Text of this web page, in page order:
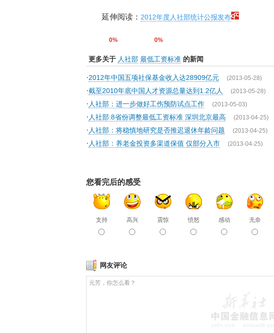
延伸阅读： 2012年度人社部统计公报发布
0% 0%
更多关于 人社部 最低工资标准 的新闻
·2012年中国五项社保基金收入达28909亿元 (2013-05-28)
·截至2010年底中国人才资源总量达到1.2亿人 (2013-05-28)
· 人社部：进一步做好工伤预防试点工作 (2013-05-03)
· 人社部:8省份调整最低工资标准 深圳北京最高 (2013-04-25)
· 人社部：将稳慎地研究是否推迟退休年龄问题 (2013-04-25)
· 人社部：养老金投资多渠道保值 仅部分入市 (2013-04-25)
您看完后的感受
支持 高兴 震惊 愤怒 感动 无奈
网友评论